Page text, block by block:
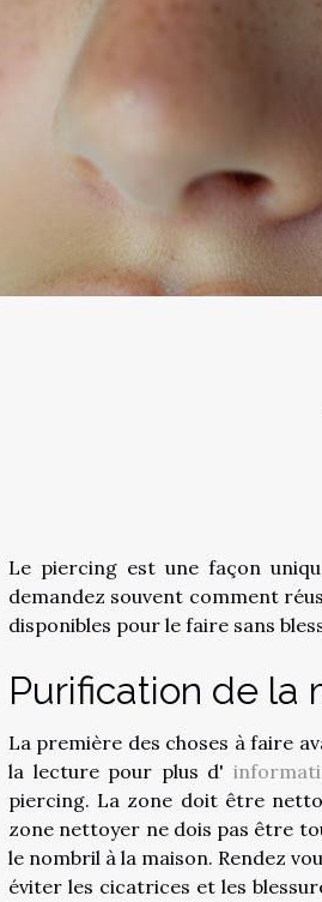
Le piercing est une façon
demandez souvent comment
disponibles pour le faire sans
Purification de la
La première des choses à faire
la lecture pour plus d'
piercing. La zone doit être
zone nettoyer ne dois pas être
le nombril à la maison. Rendez
éviter les cicatrices et les